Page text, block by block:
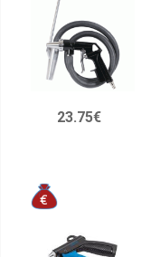
23.75€